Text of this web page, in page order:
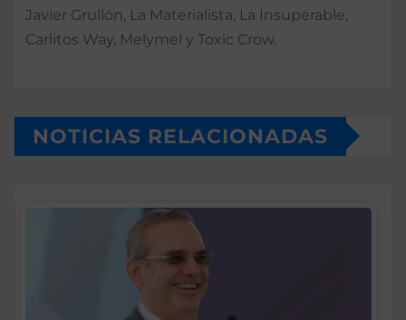
Javier Grullón, La Materialista, La Insuperable,
Carlitos Way, Melymel y Toxic Crow.
NOTICIAS RELACIONADAS